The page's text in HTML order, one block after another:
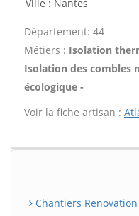
Ville : Nantes
Département: 44
Métiers : Isolation
Isolation des combles
écologique -
Voir la fiche artisan :
Chantiers